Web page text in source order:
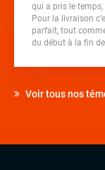
qui a pris le
Pour la livraison
parfait, tout
du début à la fin
Voir tous nos